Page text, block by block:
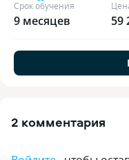
Срок обучения
9 месяцев 59
2 комментария